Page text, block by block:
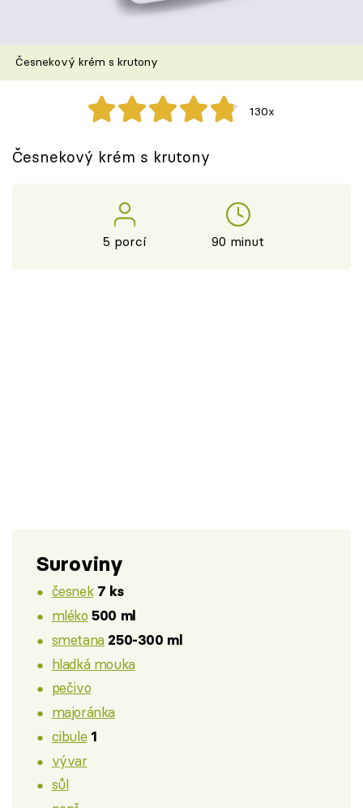
Recepty z TV
Speciál: Cuketa
Česnekový krém s krutony
130x
Česnekový krém s krutony
5 porcí 90 minut
Suroviny
česnek 7 ks
mléko 500 ml
smetana 250-300 ml
hladká mouka
pečivo
majoránka
cibule 1
vývar
sůl